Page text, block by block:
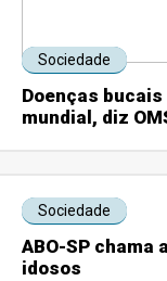
Sociedade
Doenças
mundial, diz
Sociedade
ABO-SP chama
idosos